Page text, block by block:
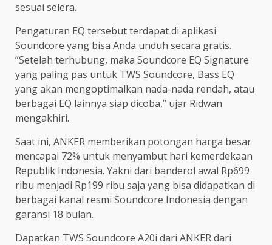
sesuai selera.
Pengaturan EQ tersebut terdapat di aplikasi
Soundcore yang bisa Anda unduh secara gratis.
“Setelah terhubung, maka Soundcore EQ Signature
yang paling pas untuk TWS Soundcore, Bass EQ
yang akan mengoptimalkan nada-nada rendah, atau
berbagai EQ lainnya siap dicoba,” ujar Ridwan
mengakhiri.
Saat ini, ANKER memberikan potongan harga besar
mencapai 72% untuk menyambut hari kemerdekaan
Republik Indonesia. Yakni dari banderol awal Rp699
ribu menjadi Rp199 ribu saja yang bisa didapatkan di
berbagai kanal resmi Soundcore Indonesia dengan
garansi 18 bulan.
Dapatkan TWS Soundcore A20i dari ANKER dari